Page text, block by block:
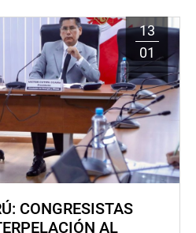
13
01
CONGRESISTAS
AL